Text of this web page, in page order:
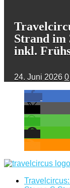
Strand im
inkl.
24. Juni 2026 0